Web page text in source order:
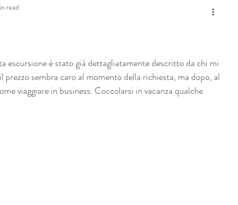
read
escursione è stato già dettagliatamente descritto da chi mi
prezzo sembra caro al momento della richiesta, ma dopo, al
viaggiare in business. Coccolarsi in vacanza qualche